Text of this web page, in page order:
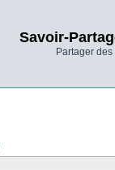
Savoir-
Partager